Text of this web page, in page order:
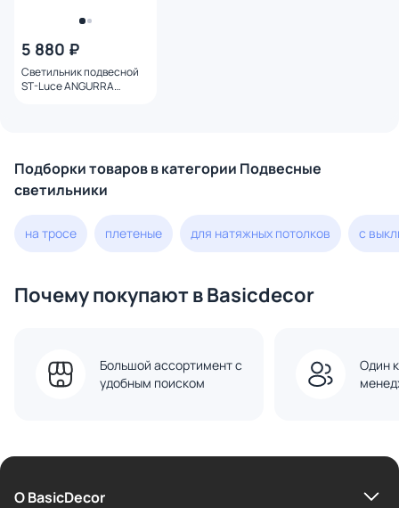
5 880 ₽
Светильник подвесной
ST-Luce ANGURRA
Подборки товаров в категории Подвесные
светильники
на тросе плетеные для натяжных потолков с
Почему покупают в Basicdecor
Большой ассортимент с
удобным поиском
Один
О BasicDecor